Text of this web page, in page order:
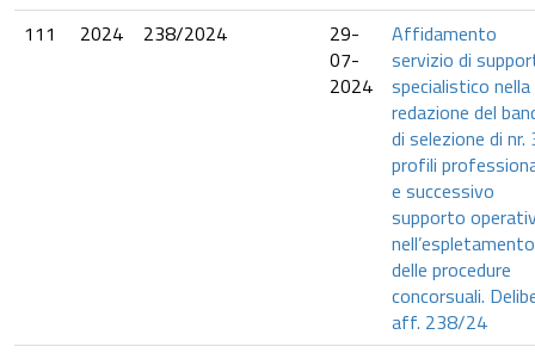
111
2024 238/2024
29-
07-
2024
Affidamento
servizio di
specialistico nella
redazione del
di selezione di nr.
profili
e successivo
supporto
nell’espletamento
delle procedure
concorsuali.
aff. 238/24